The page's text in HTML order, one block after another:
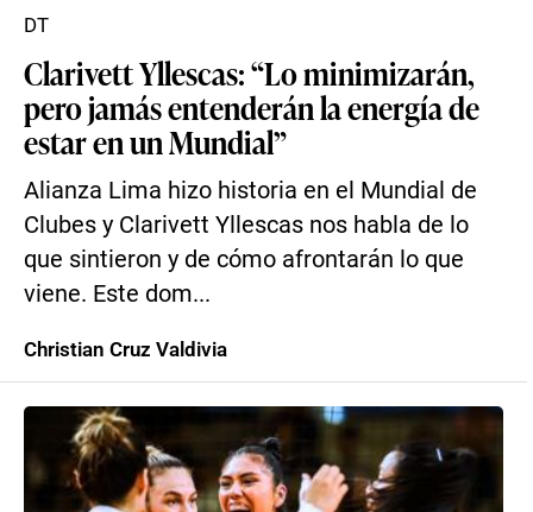
Clarivett Yllescas: “Lo minimizarán,
pero jamás entenderán la energía de
estar en un Mundial”
Alianza Lima hizo historia en el Mundial de
Clubes y Clarivett Yllescas nos habla de lo
que sintieron y de cómo afrontarán lo que
viene. Este dom...
DT
Christian Cruz Valdivia